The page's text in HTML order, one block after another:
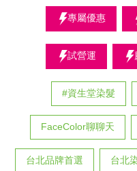
專屬優惠
試營運
#資生堂染髮
FaceColor聊聊天
台北品牌首選 台北